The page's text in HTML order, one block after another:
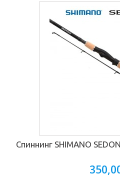
Спиннинг SHIMANO